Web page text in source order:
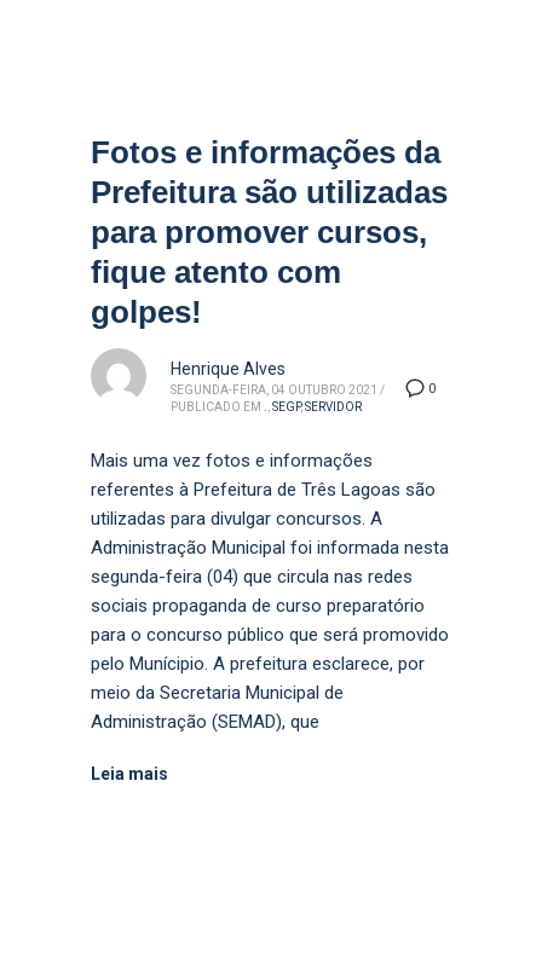
Fotos e informações da
Prefeitura são utilizadas
para promover cursos,
fique atento com
golpes!
0
Henrique Alves
SEGUNDA-FEIRA, 04 OUTUBRO 2021 /
PUBLICADO EM
SEGP,SERVIDOR
Mais uma vez fotos e informações
referentes à Prefeitura de Três Lagoas são
utilizadas para divulgar concursos. A
Administração Municipal foi informada nesta
segunda-feira (04) que circula nas redes
sociais propaganda de curso preparatório
para o concurso público que será promovido
pelo Munícipio. A prefeitura esclarece, por
meio da Secretaria Municipal de
Administração (SEMAD), que
Leia mais